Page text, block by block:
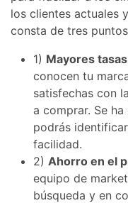
los clientes actuales
consta de tres
1) Mayores
conocen tu
satisfechas con
a comprar. Se
podrás
facilidad.
2) Ahorro en el
equipo de
búsqueda y en